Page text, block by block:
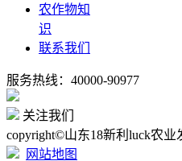
农作物知
识
联系我们
服务热线：40000-90977
关注我们
copyright©山东18新利luck农
网站地图